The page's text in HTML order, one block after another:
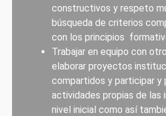
constructivos y respeto
búsqueda de criterios
con los principios
Trabajar en equipo con
elaborar proyectos
compartidos y participar y
actividades propias de las
nivel inicial como así